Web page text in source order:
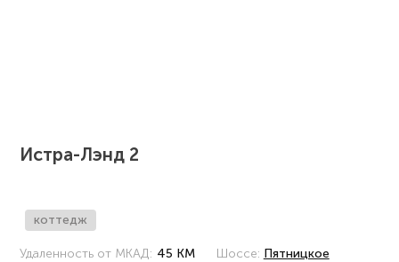
Истра-Лэнд 2
коттедж
Удаленность от МКАД: 45 КМ Шоссе: Пятницкое